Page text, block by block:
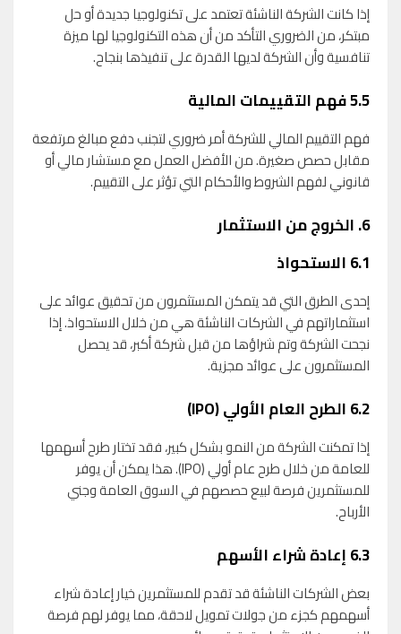
إذا كانت الشركة الناشئة تعتمد على تكنولوجيا جديدة أو حل
مبتكر، من الضروري التأكد من أن هذه التكنولوجيا لها ميزة
تنافسية وأن الشركة لديها القدرة على تنفيذها بنجاح.
5.5فهم التقييمات المالية
فهم التقييم المالي للشركة أمر ضروري لتجنب دفع مبالغ مرتفعة
مقابل حصص صغيرة. من الأفضل العمل مع مستشار مالي أو
قانوني لفهم الشروط والأحكام التي تؤثر على التقييم.
6. الخروج من الاستثمار
6.1الاستحواذ
إحدى الطرق التي قد يتمكن المستثمرون من تحقيق عوائد على
استثماراتهم في الشركات الناشئة هي من خلال الاستحواذ. إذا
نجحت الشركة وتم شراؤها من قبل شركة أكبر، قد يحصل
المستثمرون على عوائد مجزية.
6.2الطرح العام الأولي (IPO)
إذا تمكنت الشركة من النمو بشكل كبير، فقد تختار طرح أسهمها
للعامة من خلال طرح عام أولي (IPO). هذا يمكن أن يوفر
للمستثمرين فرصة لبيع حصصهم في السوق العامة وجني
الأرباح.
6.3إعادة شراء الأسهم
بعض الشركات الناشئة قد تقدم للمستثمرين خيار إعادة شراء
أسهمهم كجزء من جولات تمويل لاحقة، مما يوفر لهم فرصة